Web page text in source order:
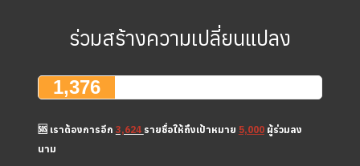
ร่วมสร้างความเปลี่ยนแปลง
1,376
🆘 เราต้องการอีก 3,624 รายชื่อให้ถึงเป้าหมาย 5,000 ผู้ร่วมลง
นาม